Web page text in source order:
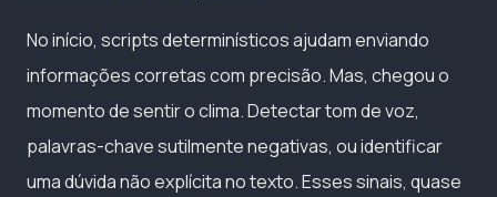
No início, scripts determinísticos ajudam enviando
informações corretas com precisão. Mas, chegou o
momento de sentir o clima. Detectar tom de voz,
palavras-chave sutilmente negativas, ou identificar
uma dúvida não explícita no texto. Esses sinais, quase